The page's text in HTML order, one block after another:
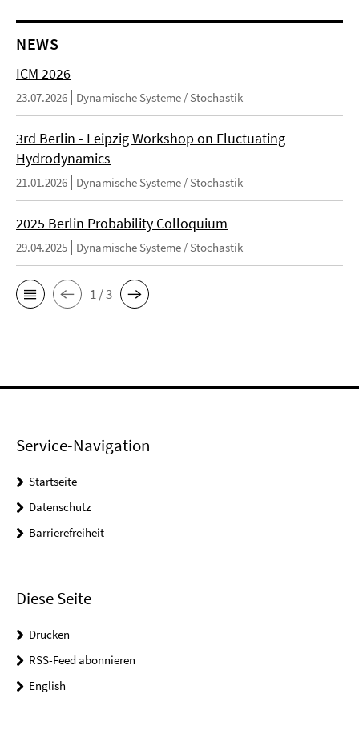
NEWS
ICM 2026
23.07.2026 Dynamische Systeme / Stochastik
3rd Berlin - Leipzig Workshop on Fluctuating
Hydrodynamics
21.01.2026 Dynamische Systeme / Stochastik
2025 Berlin Probability Colloquium
29.04.2025 Dynamische Systeme / Stochastik
1 / 3
Service-Navigation
Startseite
Datenschutz
Barrierefreiheit
Diese Seite
Drucken
RSS-Feed abonnieren
English